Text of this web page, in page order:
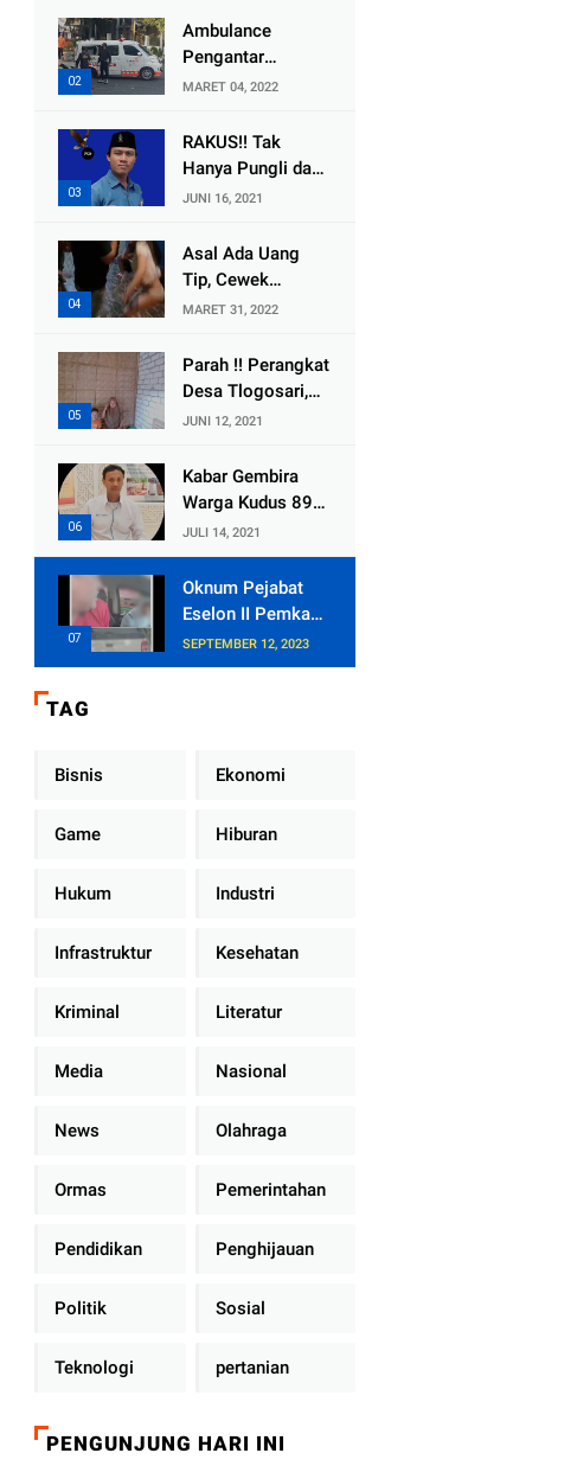
Ambulance
Pengantar
Jenazah Kepala
Mengalami
Kecelakaan
MARET 04, 2022
RAKUS!! Tak
Hanya Pungli dan
Dana Bedah
Diembat, ,
Perangkat Desa
Selewengkan
Bantuan Mushola
JUNI 16, 2021
Asal Ada Uang
Tip, Cewek
Pemandu Karaoke
Bersedia Bugil
MARET 31, 2022
Parah !! Perangkat
Desa Tlogosari,
Kecamatan
Embat Dana Bedah
Rumah dari
JUNI 12, 2021
Kabar Gembira
Warga Kudus 89
Persen RT di
Kudus Zona Hijau
JULI 14, 2021
Oknum Pejabat
Eselon II Pemkab
Lampung Utara
Asik Ngobrol
Dinas
SEPTEMBER 12, 2023
TAG
Bisnis Ekonomi
Game Hiburan
Hukum Industri
Infrastruktur Kesehatan
Kriminal Literatur
Media Nasional
News Olahraga
Ormas Pemerintahan
Pendidikan Penghijauan
Politik Sosial
Teknologi pertanian
PENGUNJUNG HARI INI